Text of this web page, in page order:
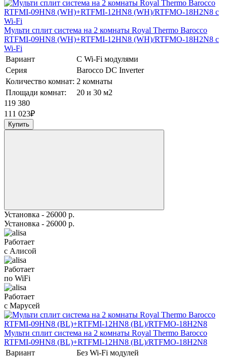
Мульти сплит система на 2 комнаты Royal Thermo Barocco
RTFMI-09HN8 (WH)+RTFMI-12HN8 (WH)/RTFMO-18H2N8 с
Wi-Fi
Вариант
С Wi-Fi модулями
Серия
Barocco DC Inverter
Количество комнат: 2 комнаты
Площади комнат:
20 и 30 м2
119 380
111 023₽
Купить
Установка - 26000 р.
Установка - 26000 р.
Работает
с Алисой
Работает
по WiFi
Работает
с Марусей
Мульти сплит система на 2 комнаты Royal Thermo Barocco
RTFMI-09HN8 (BL)+RTFMI-12HN8 (BL)/RTFMO-18H2N8
Вариант
Без Wi-Fi модулей